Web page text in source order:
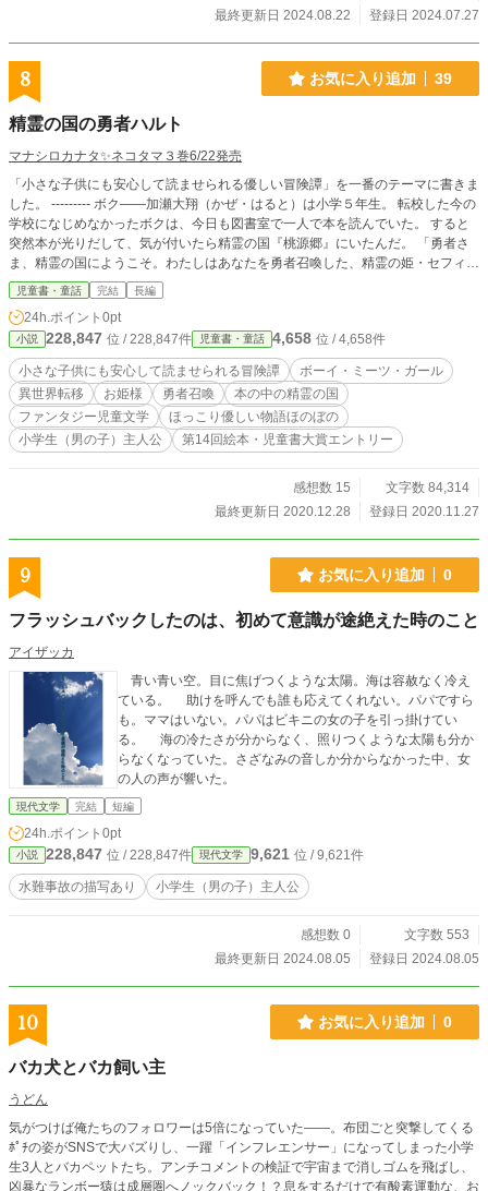
最終更新日 2024.08.22
登録日 2024.07.27
8 お気に入り追加 39
精霊の国の勇者ハルト
マナシロカナタ✨ネコタマ３巻6/22発売
「小さな子供にも安心して読ませられる優しい冒険譚」を一番のテーマに書きま
した。 --------- ボク――加瀬大翔（かぜ・はると）は小学５年生。 転校した今の
学校になじめなかったボクは、今日も図書室で一人で本を読んでいた。 すると
突然本が光りだして、気が付いたら精霊の国『桃源郷』にいたんだ。 「勇者さ
ま、精霊の国にようこそ。わたしはあなたを勇者召喚した、精霊の姫・セフィロ
トと申します」 そんなセフィロト姫・セフィのお願いで。 この日――ボクは精
霊の国を救う勇者になった。 絵本・児童書大賞に参加しています、応援よろし
くお願い致します（ぺこり
児童書・童話 完結 長編
24h.ポイント 0pt
小説 228,847 位 / 228,847件 児童書・童話 4,658 位 / 4,658件
小さな子供にも安心して読ませられる冒険譚
ボーイ・ミーツ・ガール
異世界転移
お姫様 勇者召喚
本の中の精霊の国
ファンタジー児童文学
ほっこり優しい物語ほのぼの
小学生（男の子）主人公
第14回絵本・児童書大賞エントリー
感想数 15
文字数 84,314
最終更新日 2020.12.28
登録日 2020.11.27
9 お気に入り追加 0
フラッシュバックしたのは、初めて意識が途絶えた時のこと
アイザッカ
青い青い空。目に焦げつくような太陽。海は容赦なく冷え
ている。 助けを呼んでも誰も応えてくれない。パパですら
も。ママはいない。パパはビキニの女の子を引っ掛けてい
る。 海の冷たさが分からなく、照りつくような太陽も分か
らなくなっていた。さざなみの音しか分からなかった中、女
の人の声が響いた。
現代文学 完結 短編
24h.ポイント 0pt
小説 228,847 位 / 228,847件 現代文学 9,621 位 / 9,621件
水難事故の描写あり 小学生（男の子）主人公
感想数 0
文字数 553
最終更新日 2024.08.05
登録日 2024.08.05
10 お気に入り追加 0
バカ犬とバカ飼い主
うどん
気がつけば俺たちのフォロワーは5倍になっていた――。布団ごと突撃してくる
ﾎﾟﾁの姿がSNSで大バズりし、一躍「インフレエンサー」になってしまった小学
生3人とバカペットたち。アンチコメントの検証で宇宙まで消しゴムを飛ばし、
凶暴なランボー猿は成層圏へノックバック！？息をするだけで有酸素運動な、お